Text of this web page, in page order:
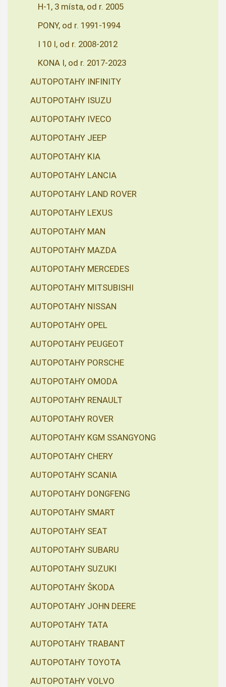
H-1, 3 místa, od r. 2005
PONY, od r. 1991-1994
I 10 I, od r. 2008-2012
KONA I, od r. 2017-2023
AUTOPOTAHY INFINITY
AUTOPOTAHY ISUZU
AUTOPOTAHY IVECO
AUTOPOTAHY JEEP
AUTOPOTAHY KIA
AUTOPOTAHY LANCIA
AUTOPOTAHY LAND ROVER
AUTOPOTAHY LEXUS
AUTOPOTAHY MAN
AUTOPOTAHY MAZDA
AUTOPOTAHY MERCEDES
AUTOPOTAHY MITSUBISHI
AUTOPOTAHY NISSAN
AUTOPOTAHY OPEL
AUTOPOTAHY PEUGEOT
AUTOPOTAHY PORSCHE
AUTOPOTAHY OMODA
AUTOPOTAHY RENAULT
AUTOPOTAHY ROVER
AUTOPOTAHY KGM SSANGYONG
AUTOPOTAHY CHERY
AUTOPOTAHY SCANIA
AUTOPOTAHY DONGFENG
AUTOPOTAHY SMART
AUTOPOTAHY SEAT
AUTOPOTAHY SUBARU
AUTOPOTAHY SUZUKI
AUTOPOTAHY ŠKODA
AUTOPOTAHY JOHN DEERE
AUTOPOTAHY TATA
AUTOPOTAHY TRABANT
AUTOPOTAHY TOYOTA
AUTOPOTAHY VOLVO